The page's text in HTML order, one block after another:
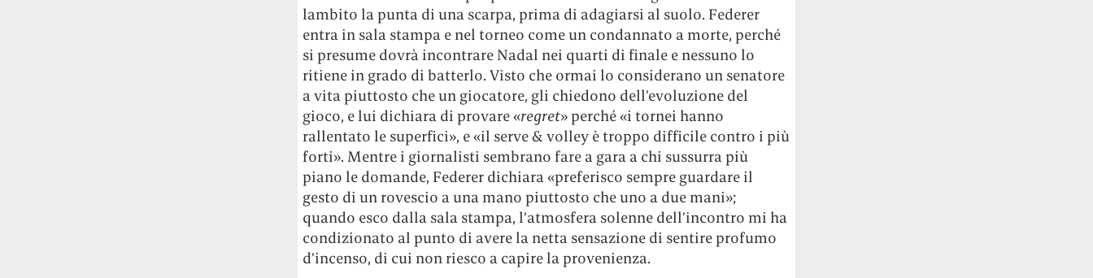
lambito la punta di una scarpa, prima di adagiarsi al suolo. Federer
entra in sala stampa e nel torneo come un condannato a morte, perché
si presume dovrà incontrare Nadal nei quarti di finale e nessuno lo
ritiene in grado di batterlo. Visto che ormai lo considerano un senatore
a vita piuttosto che un giocatore, gli chiedono dell’evoluzione del
gioco, e lui dichiara di provare «regret» perché «i tornei hanno
rallentato le superfici», e «il serve & volley è troppo difficile contro i più
forti». Mentre i giornalisti sembrano fare a gara a chi sussurra più
piano le domande, Federer dichiara «preferisco sempre guardare il
gesto di un rovescio a una mano piuttosto che uno a due mani»;
quando esco dalla sala stampa, l’atmosfera solenne dell’incontro mi ha
condizionato al punto di avere la netta sensazione di sentire profumo
d’incenso, di cui non riesco a capire la provenienza.